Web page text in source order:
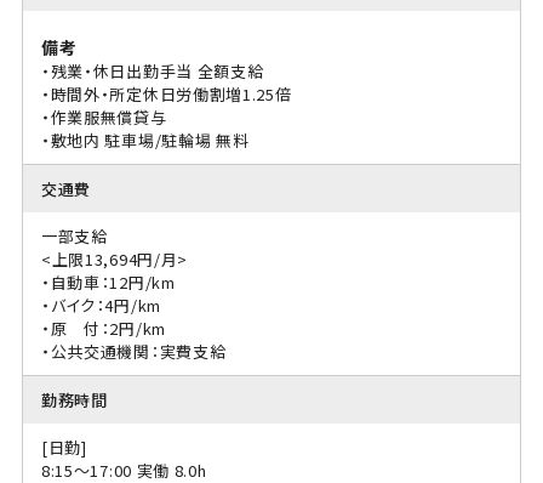
備考
・残業・休日出勤手当 全額支給
・時間外・所定休日労働割増1.25倍
・作業服無償貸与
・敷地内 駐車場/駐輪場 無料
交通費
一部支給
<上限13,694円/月>
・自動車：12円/km
・バイク：4円/km
・原 付：2円/km
・公共交通機関：実費支給
勤務時間
[日勤]
8:15〜17:00 実働 8.0h